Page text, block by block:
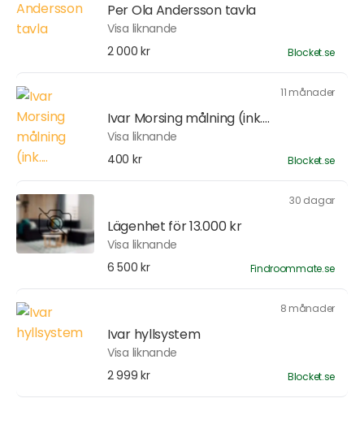
Per Ola Andersson tavla
Visa liknande
2 000 kr
Blocket.se
11 månader
Ivar Morsing målning (ink....
Visa liknande
400 kr
Blocket.se
30 dagar
Lägenhet för 13.000 kr
Visa liknande
6 500 kr
Findroommate.se
8 månader
Ivar hyllsystem
Visa liknande
2 999 kr
Blocket.se